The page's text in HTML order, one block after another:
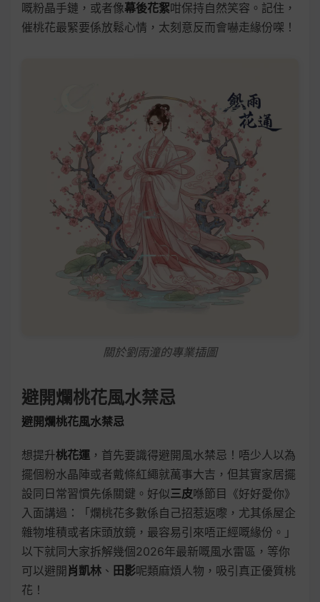
嘅粉晶手鏈，或者像幕後花絮咁保持自然笑容。記住，
催桃花最緊要係放鬆心情，太刻意反而會嚇走緣份㗎！
關於劉雨潼的專業插圖
避開爛桃花風水禁忌
避開爛桃花風水禁忌
想提升桃花運 ，首先要識得避開風水禁忌！唔少人以為
擺個粉水晶陣或者戴條紅繩就萬事大吉，但其實家居擺
設同日常習慣先係關鍵。好似三皮喺節目《好好愛你》
入面講過：「爛桃花多數係自己招惹返嚟，尤其係屋企
雜物堆積或者床頭放鏡，最容易引來唔正經嘅緣份。」
以下就同大家拆解幾個2026年最新嘅風水雷區，等你
可以避開肖凱林 、 田影呢類麻煩人物，吸引真正優質桃
花！